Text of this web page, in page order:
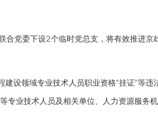
党委下设2个临时党总支，将有效推进京
领域专业技术人员职业资格“挂证”等违
专业技术人员及相关单位、人力资源服务